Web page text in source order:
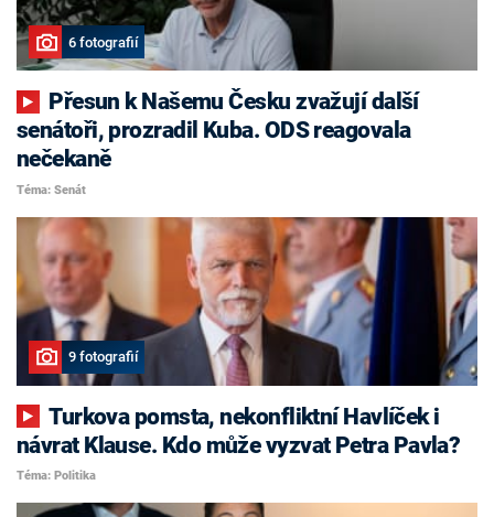
6 fotografií
senátoři, prozradil Kuba. ODS reagovala
nečekaně
Téma: Senát
9 fotografií
Turkova pomsta, nekonfliktní Havlíček i
návrat Klause. Kdo může vyzvat Petra Pavla?
Téma: Politika